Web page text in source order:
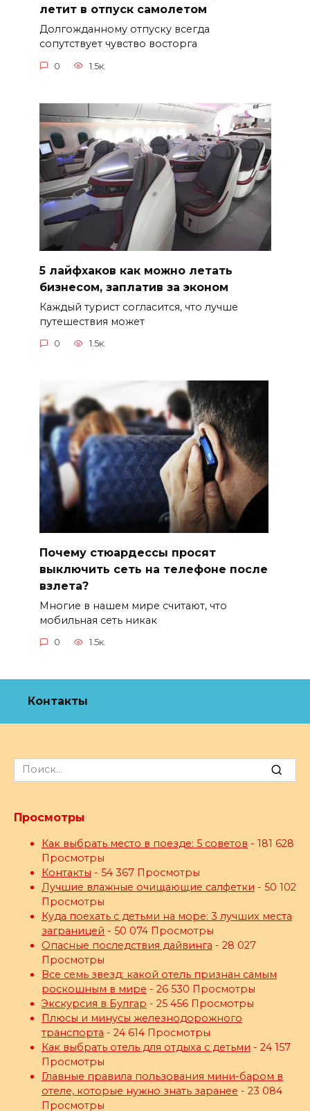
летит в отпуск самолетом
Долгожданному отпуску всегда
сопутствует чувство восторга
0 1.5к.
5 лайфхаков как можно летать
бизнесом, заплатив за эконом
Каждый турист согласится, что лучше
путешествия может
0 1.5к.
Почему стюардессы просят
выключить сеть на телефоне после
взлета?
Многие в нашем мире считают, что
мобильная сеть никак
0 1.5к.
Контакты
Search
for:
Просмотры
Как выбрать место в поезде: 5 советов - 181 628
Просмотры
Контакты - 54 367 Просмотры
Лучшие влажные очищающие салфетки - 50 102
Просмотры
Куда поехать с детьми на море: 3 лучших места
заграницей - 50 074 Просмотры
Опасные последствия дайвинга - 28 027
Просмотры
Все семь звезд: какой отель признан самым
роскошным в мире - 26 530 Просмотры
Экскурсия в Булгар - 25 456 Просмотры
Плюсы и минусы железнодорожного
транспорта - 24 614 Просмотры
Как выбрать отель для отдыха с детьми - 24 157
Просмотры
Главные правила пользования мини-баром в
отеле, которые нужно знать заранее - 23 084
Просмотры